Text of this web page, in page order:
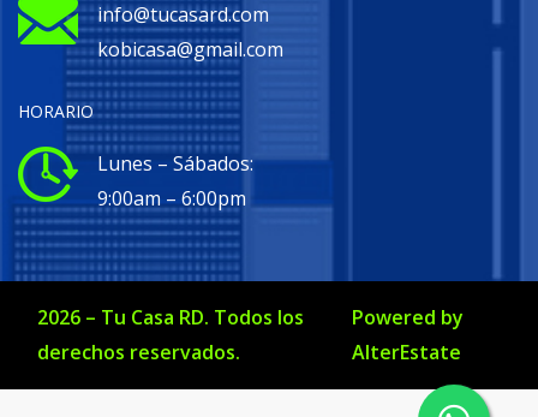
info@tucasard.com
kobicasa@gmail.com
HORARIO
Lunes – Sábados:
9:00am – 6:00pm
2026 – Tu Casa RD. Todos los
derechos reservados.
Powered by
AlterEstate